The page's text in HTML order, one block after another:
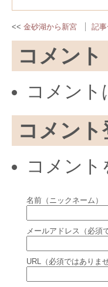
金砂湖から新宮 記
コメント
コメン
コメント
コメン
名前（ニックネーム）
メールアドレス（必須
URL（必須ではありませ